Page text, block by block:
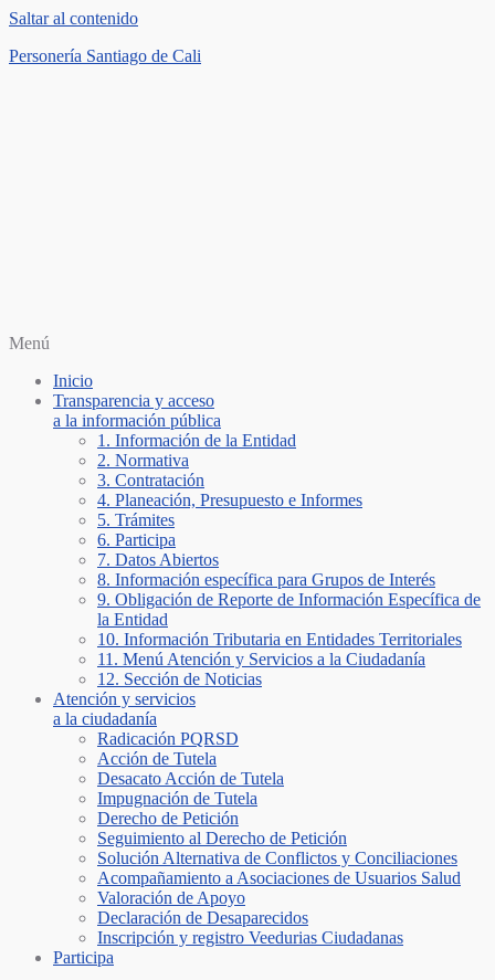
Saltar al contenido
Personería Santiago de Cali
Menú
Inicio
Transparencia y acceso
a la información pública
1. Información de la Entidad
2. Normativa
3. Contratación
4. Planeación, Presupuesto e Informes
5. Trámites
6. Participa
7. Datos Abiertos
8. Información específica para Grupos de Interés
9. Obligación de Reporte de Información Específica de
la Entidad
10. Información Tributaria en Entidades Territoriales
11. Menú Atención y Servicios a la Ciudadanía
12. Sección de Noticias
Atención y servicios
a la ciudadanía
Radicación PQRSD
Acción de Tutela
Desacato Acción de Tutela
Impugnación de Tutela
Derecho de Petición
Seguimiento al Derecho de Petición
Solución Alternativa de Conflictos y Conciliaciones
Acompañamiento a Asociaciones de Usuarios Salud
Valoración de Apoyo
Declaración de Desaparecidos
Inscripción y registro Veedurias Ciudadanas
Participa